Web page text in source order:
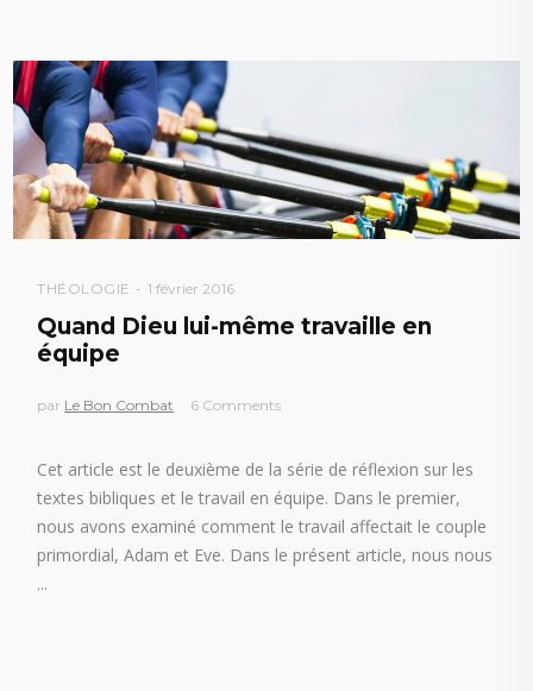
THÉOLOGIE 1 février 2016
Quand Dieu lui-même travaille en
équipe
par Le Bon Combat 6 Comments
Cet article est le deuxième de la série de réflexion sur les
textes bibliques et le travail en équipe. Dans le premier,
nous avons examiné comment le travail affectait le couple
primordial, Adam et Eve. Dans le présent article, nous nous